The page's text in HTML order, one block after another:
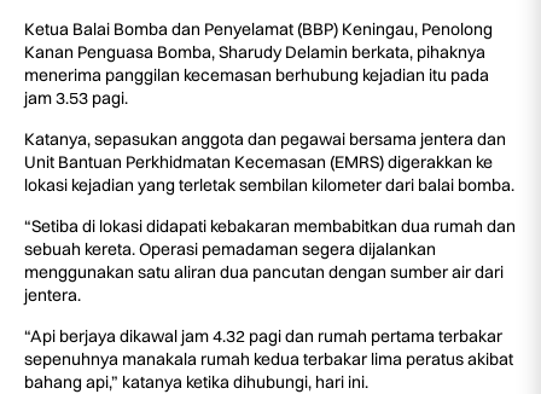
Ketua Balai Bomba dan Penyelamat (BBP) Keningau, Penolong
Kanan Penguasa Bomba, Sharudy Delamin berkata, pihaknya
menerima panggilan kecemasan berhubung kejadian itu pada
jam 3.53 pagi.
Katanya, sepasukan anggota dan pegawai bersama jentera dan
Unit Bantuan Perkhidmatan Kecemasan (EMRS) digerakkan ke
lokasi kejadian yang terletak sembilan kilometer dari balai bomba.
“Setiba di lokasi didapati kebakaran membabitkan dua rumah dan
sebuah kereta. Operasi pemadaman segera dijalankan
menggunakan satu aliran dua pancutan dengan sumber air dari
jentera.
“Api berjaya dikawal jam 4.32 pagi dan rumah pertama terbakar
sepenuhnya manakala rumah kedua terbakar lima peratus akibat
bahang api,” katanya ketika dihubungi, hari ini.